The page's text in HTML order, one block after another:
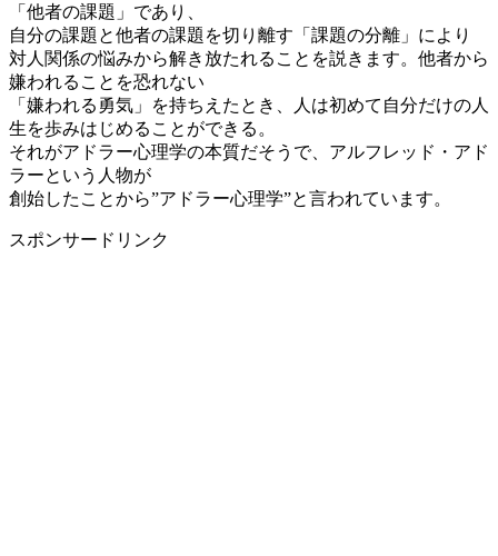
「他者の課題」であり、
自分の課題と他者の課題を切り離す「課題の分離」により
対人関係の悩みから解き放たれることを説きます。他者から
嫌われることを恐れない
「嫌われる勇気」を持ちえたとき、人は初めて自分だけの人
生を歩みはじめることができる。
それがアドラー心理学の本質だそうで、アルフレッド・アド
ラーという人物が
創始したことから”アドラー心理学”と言われています。
スポンサードリンク